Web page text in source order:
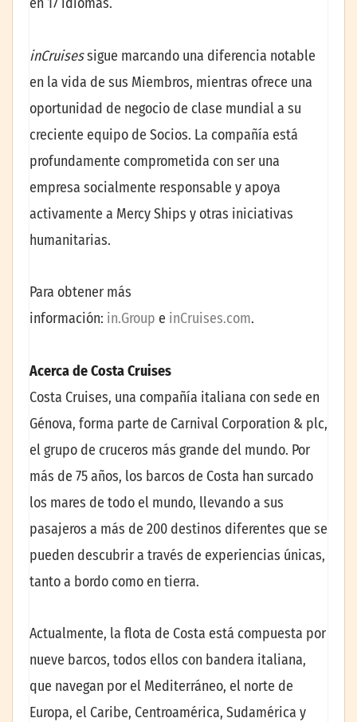
inCruisessigue marcando una diferencia notable
en la vida de sus Miembros, mientras ofrece una
oportunidad de negocio de clase mundial a su
creciente equipo de Socios. La compañía está
profundamente comprometida con ser una
empresa socialmente responsable y apoya
activamente a Mercy Ships y otras iniciativas
humanitarias.
Para obtener más
información: in.Group e inCruises.com.
Acerca de Costa Cruises
Costa Cruises, una compañía italiana con sede en
Génova, forma parte de Carnival Corporation & plc,
el grupo de cruceros más grande del mundo. Por
más de 75 años, los barcos de Costa han surcado
los mares de todo el mundo, llevando a sus
pasajeros a más de 200 destinos diferentes que se
pueden descubrir a través de experiencias únicas,
tanto a bordo como en tierra.
Actualmente, la flota de Costa está compuesta por
nueve barcos, todos ellos con bandera italiana,
que navegan por el Mediterráneo, el norte de
Europa, el Caribe, Centroamérica, Sudamérica y